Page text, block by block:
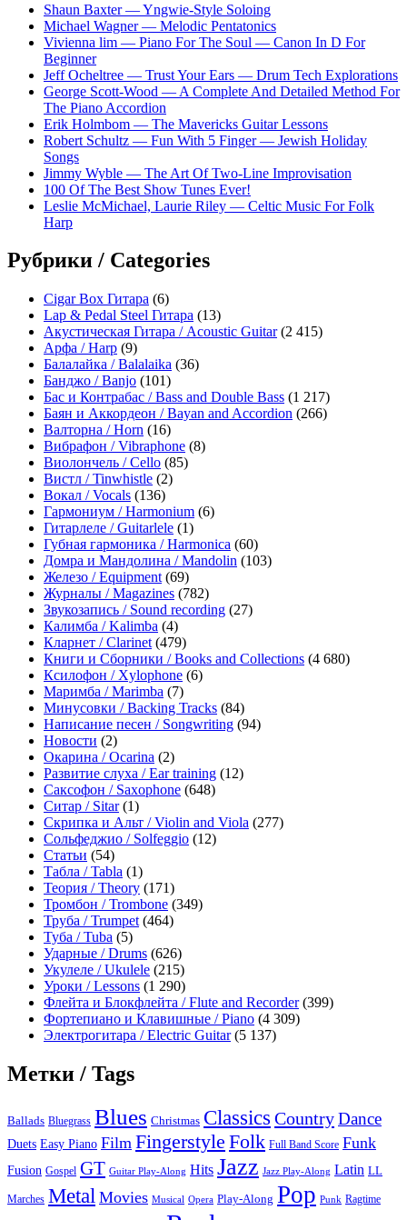
Shaun Baxter — Yngwie-Style Soloing
Michael Wagner — Melodic Pentatonics
Vivienna lim — Piano For The Soul — Canon In D For
Beginner
Jeff Ocheltree — Trust Your Ears — Drum Tech Explorations
George Scott-Wood — A Complete And Detailed Method For
The Piano Accordion
Erik Holmbom — The Mavericks Guitar Lessons
Robert Schultz — Fun With 5 Finger — Jewish Holiday
Songs
Jimmy Wyble — The Art Of Two-Line Improvisation
100 Of The Best Show Tunes Ever!
Leslie McMichael, Laurie Riley — Celtic Music For Folk
Harp
Рубрики / Categories
Cigar Box Гитара (6)
Lap & Pedal Steel Гитара (13)
Акустическая Гитара / Acoustic Guitar(2 415)
Арфа / Harp (9)
Балалайка / Balalaika (36)
Банджо / Banjo (101)
Бас и Контрабас / Bass and Double Bass (1 217)
Баян и Аккордеон / Bayan and Accordion (266)
Валторна / Horn (16)
Вибрафон / Vibraphone (8)
Виолончель / Cello (85)
Вистл / Tinwhistle (2)
Вокал / Vocals (136)
Гармониум / Harmonium (6)
Гитарлеле / Guitarlele (1)
Губная гармоника / Harmonica (60)
Домра и Мандолина / Mandolin (103)
Железо / Equipment (69)
Журналы / Magazines (782)
Звукозапись / Sound recording (27)
Калимба / Kalimba (4)
Кларнет / Clarinet (479)
Книги и Сборники / Books and Collections (4 680)
Ксилофон / Xylophone (6)
Маримба / Marimba (7)
Минусовки / Backing Tracks (84)
Написание песен / Songwriting (94)
Новости (2)
Окарина / Ocarina (2)
Развитие слуха / Ear training (12)
Саксофон / Saxophone (648)
Ситар / Sitar(1)
Скрипка и Альт / Violin and Viola (277)
Сольфеджио / Solfeggio (12)
Статьи (54)
Табла / Tabla (1)
Теория / Theory (171)
Тромбон / Trombone (349)
Труба / Trumpet (464)
Туба / Tuba (5)
Ударные / Drums (626)
Укулеле / Ukulele (215)
Уроки / Lessons (1 290)
Флейта и Блокфлейта / Flute and Recorder(399)
Фортепиано и Клавишные / Piano (4 309)
Электрогитара / Electric Guitar(5 137)
Метки / Tags
Ballads Bluegrass Blues Christmas Classics CountryDance
Duets Easy Piano Film Fingerstyle Folk Full Band Score Funk
Fusion Gospel GT Guitar Play-Along Hits Jazz Jazz Play-Along Latin LL
Marches Metal Movies Musical Opera Play-Along Pop Punk Ragtime